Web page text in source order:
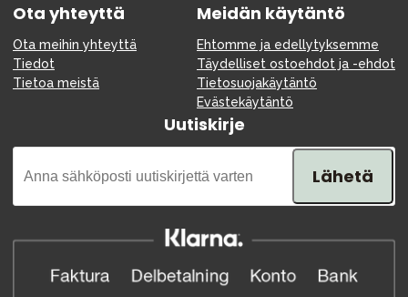
Ota yhteyttä
Ota meihin yhteyttä
Tiedot
Tietoa meistä
Meidän käytäntö
Ehtomme ja edellytyksemme
Täydelliset ostoehdot ja -ehdot
Tietosuojakäytäntö
Evästekäytäntö
Uutiskirje
Lähetä